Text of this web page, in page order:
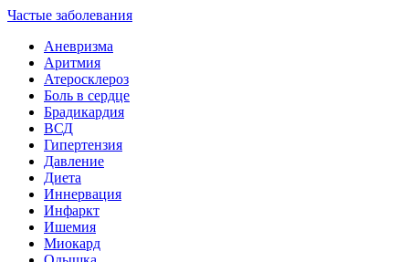
Частые заболевания
Аневризма
Аритмия
Атеросклероз
Боль в сердце
Брадикардия
ВСД
Гипертензия
Давление
Диета
Иннервация
Инфаркт
Ишемия
Миокард